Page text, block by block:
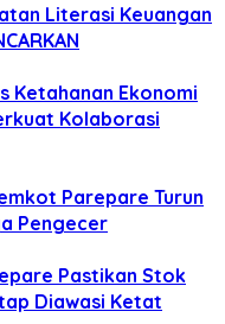
Literasi Keuangan
Ketahanan Ekonomi
Kolaborasi
Parepare Turun
Pengecer
Pastikan Stok
Diawasi Ketat